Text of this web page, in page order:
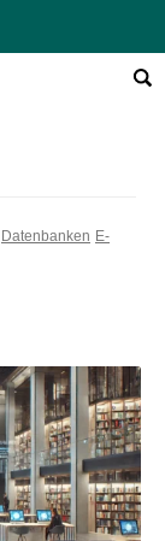
nach:
Datenbanken E-